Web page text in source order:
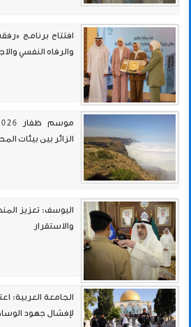
افتتاح برنامج
والرفاه النفسي
الزائر بين بيئات
اليوسف: تعزيز
والاستقرار
الجامعة العربية:
لإفشال جهود